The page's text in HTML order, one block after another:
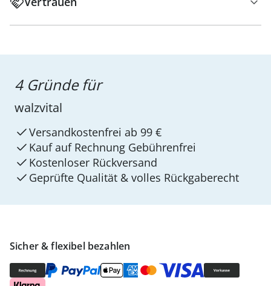
Sicher & flexibel bezahlen
4 Gründe für
walzvital
Versandkostenfrei ab 99 €
Kauf auf Rechnung Gebührenfrei
Kostenloser Rückversand
Geprüfte Qualität & volles Rückgaberecht